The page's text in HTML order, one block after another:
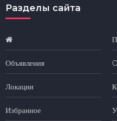
Разделы сайта
Объявления
Локации
Избранное